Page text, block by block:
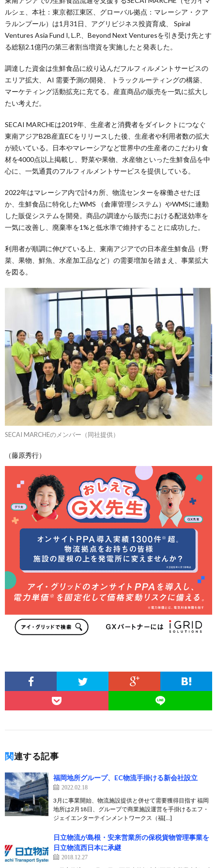
ルシェ、本社：東京都江東区、グローバル拠点：マレーシア・クア
ラルンプール）は1月31日、アグリビジネス投資育成、 Spiral
Ventures Asia Fund I, L.P.、Beyond Next Venturesを引き受け先とす
る総額2.1億円の第三者割当増資を実施したと発表した。
調達した資金は生鮮食品に絞り込んだフルフィルメントサービスの
エリア拡大、 AI 需要予測の開発、 トラックルーティングの構築、
マーケティング活動拡充に充てる。産直商品の販売を一気に拡大し
たい考えだ。
SECAI MARCHEは2019年、生産者と消費者をダイレクトにつなぐ
東南アジアB2B産直ECをリリースした後、生産者や利用者数の拡大
が続いている。日本やマレーシアなど世界中の生産者のこだわり食
材を4000点以上掲載し、野菜や果物、水産物といった生鮮食品を中
心に、一気通貫のフルフィルメントサービスを提供している。
2022年はマレーシア内で計4カ所、物流センターを稼働させたほ
か、生鮮食品に特化したWMS （倉庫管理システム）やWMSに連動
した販促システムを開発。商品の調達から販売における配送効率を
一気に改善し、廃棄率を1%と低水準で維持することに成功した。
利用者が順調に伸びている上、東南アジアでの日本産生鮮食品（野
菜、果物、鮮魚、水産加工品など）の需要増加を踏まえ、事業拡大
を図る。
SECAI MARCHEのメンバー（同社提供）
（藤原秀行）
関連する記事
福岡地所グループ、EC物流手掛ける新会社設立
2022.02.18
3月に事業開始、物流施設提供と併せて需要獲得目指す 福岡
地所は2月18日、グループで商業施設運営を手掛けるエフ・
ジェイエンターテインメントワークス（福[…]
日立物流が島根・安来営業所の保税貨物管理事業を
日立物流西日本に承継
2018.12.27